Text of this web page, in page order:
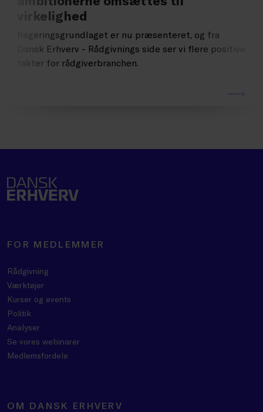
virkelighed
Regeringsgrundlaget er nu præsenteret, og fra
Dansk Erhverv - Rådgivnings side ser vi flere positive
takter for rådgiverbranchen.
FOR MEDLEMMER
Rådgivning
Værktøjer
Kurser og events
Politik
Analyser
Se vores webinarer
Medlemsfordele
OM DANSK ERHVERV